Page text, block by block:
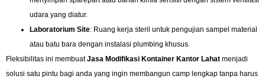
udara yang diatur.
Laboratorium Site: Ruang kerja steril untuk pengujian sampel material
atau batu bara dengan instalasi plumbing khusus.
Fleksibilitas ini membuatJasa Modifikasi Kontainer Kantor Lahat menjadi
solusi satu pintu bagi anda yang ingin membangun camp lengkap tanpa harus